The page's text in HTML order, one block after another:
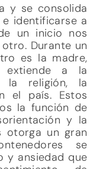
y se consolida
identificarse a
un inicio nos
Durante un
es la madre,
extiende a la
la religión, la
el país. Estos
la función de
y la
otorga un gran
se
y ansiedad que